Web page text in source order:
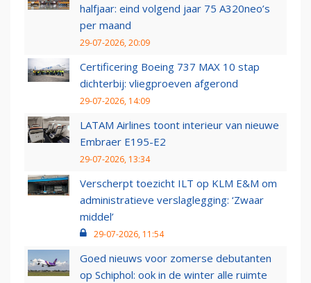
halfjaar: eind volgend jaar 75 A320neo’s
per maand
29-07-2026, 20:09
Certificering Boeing 737 MAX 10 stap
dichterbij: vliegproeven afgerond
29-07-2026, 14:09
LATAM Airlines toont interieur van nieuwe
Embraer E195-E2
29-07-2026, 13:34
Verscherpt toezicht ILT op KLM E&M om
administratieve verslaglegging: ‘Zwaar
middel’
29-07-2026, 11:54
Goed nieuws voor zomerse debutanten
op Schiphol: ook in de winter alle ruimte